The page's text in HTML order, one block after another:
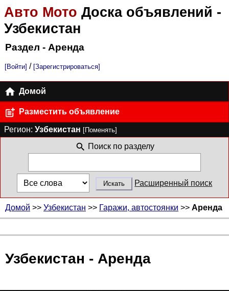
Авто Мото Доска объявлений -
Узбекистан
Раздел - Аренда
[Войти] / [Зарегистрироваться]
Домой
Разместить объявление
Регион: Узбекистан [Поменять]
Поиск по разделу
Расширенный поиск
Домой >> Узбекистан >> Гаражи, автостоянки >> Аренда
Узбекистан - Аренда